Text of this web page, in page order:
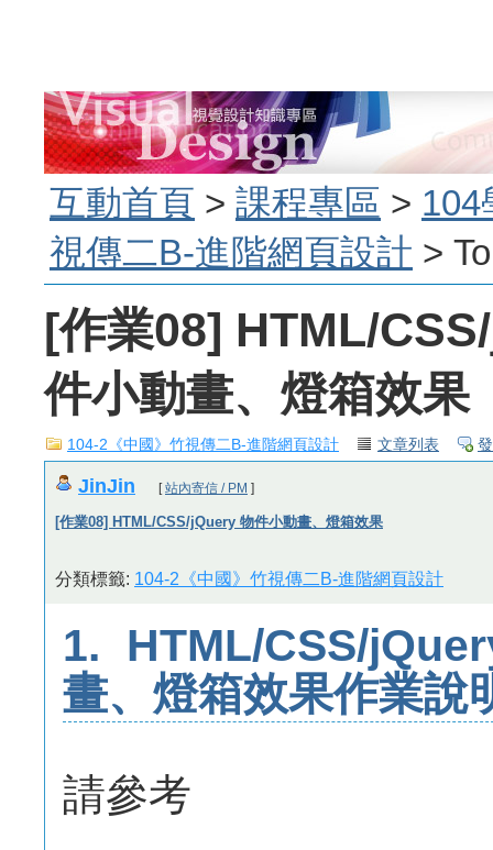
互動首頁 > 課程專區 > 104
視傳二B-進階網頁設計 >
[作業08] HTML/
件小動畫、燈箱效果
104-2《中國》竹視傳二B-進階網頁設計 文章列表
JinJin [站內寄信 / PM ]
[作業08] HTML/CSS/jQuery 物件小動畫、燈箱效果
分類標籤: 104-2《中國》竹視傳二B-進階網頁設計
1. HTML/CSS/
畫、燈箱效果作業說
請參考